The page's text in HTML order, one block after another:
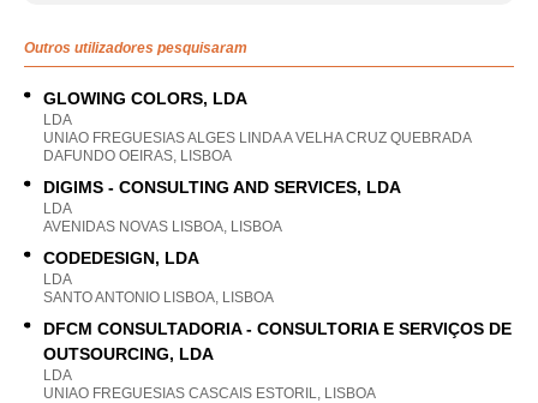
Outros utilizadores pesquisaram
GLOWING COLORS, LDA
LDA
UNIAO FREGUESIAS ALGES LINDA A VELHA CRUZ QUEBRADA
DAFUNDO OEIRAS, LISBOA
DIGIMS - CONSULTING AND SERVICES, LDA
LDA
AVENIDAS NOVAS LISBOA, LISBOA
CODEDESIGN, LDA
LDA
SANTO ANTONIO LISBOA, LISBOA
DFCM CONSULTADORIA - CONSULTORIA E SERVIÇOS DE
OUTSOURCING, LDA
LDA
UNIAO FREGUESIAS CASCAIS ESTORIL, LISBOA